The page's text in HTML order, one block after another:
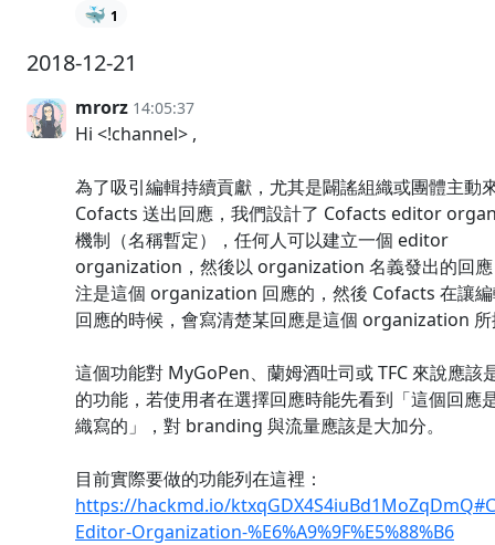
🐳 1
2018-12-21
mrorz 14:05:37
Hi <!channel> ,
為了吸引編輯持續貢獻，尤其是闢謠組織或團體主動
Cofacts 送出回應，我們設計了 Cofacts editor
機制（名稱暫定），任何人可以建立一個 editor
organization，然後以 organization 名義發出的回
注是這個 organization 回應的，然後 Cofacts 在讓
回應的時候，會寫清楚某回應是這個 organization
這個功能對 MyGoPen、蘭姆酒吐司或 TFC 來說應該
的功能，若使用者在選擇回應時能先看到「這個回應
織寫的」，對 branding 與流量應該是大加分。
目前實際要做的功能列在這裡：
https://hackmd.io/
Editor-Organization-%E6%A9%9F%E5%88%B6